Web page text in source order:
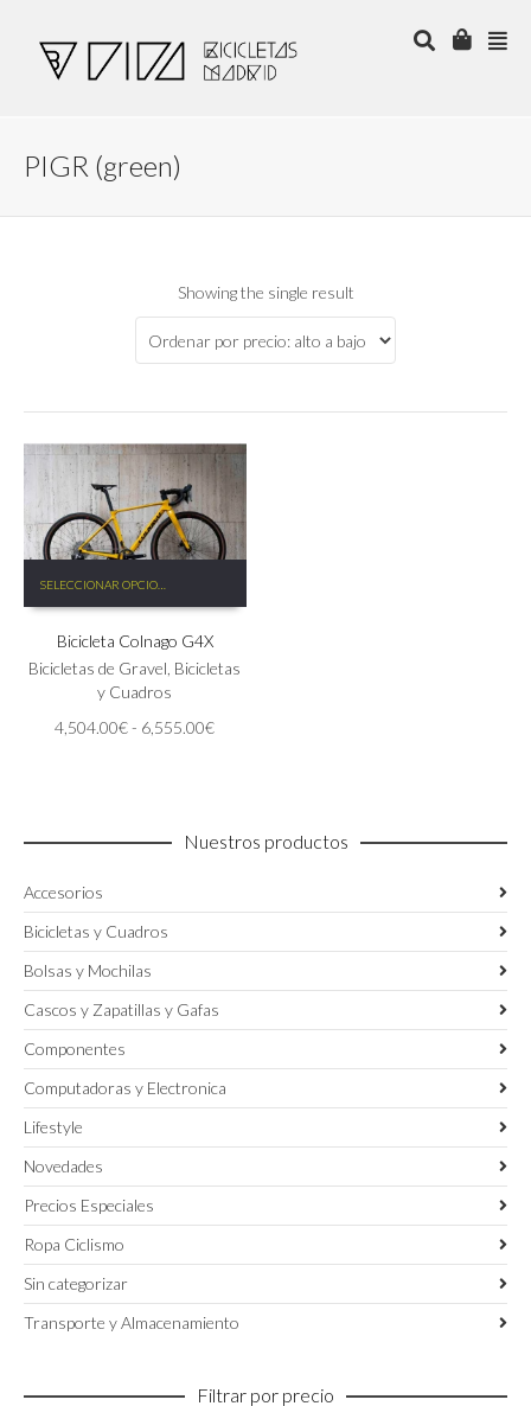
PIGR (green)
Showing the single result
SELECCIONAR OPCIONES
producto
múltiples
variantes.
producto
Bicicleta Colnago G4X
Bicicletas de Gravel, Bicicletas
y Cuadros
4,504.00€- 6,555.00€Rango
hasta
Nuestros productos
Accesorios
Bicicletas y Cuadros
Bolsas y Mochilas
Cascos y Zapatillas y Gafas
Componentes
Computadoras y Electronica
Lifestyle
Novedades
Precios Especiales
Ropa Ciclismo
Sin categorizar
Transporte y Almacenamiento
Filtrar por precio